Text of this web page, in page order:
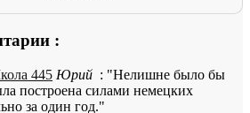
:
445 Юрий : "Нелишне было бы
построена силами немецких
за один год."